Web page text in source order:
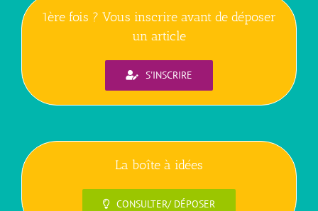
1ère fois ? Vous inscrire avant de déposer
un article
S'INSCRIRE
La boîte à idées
CONSULTER/ DÉPOSER